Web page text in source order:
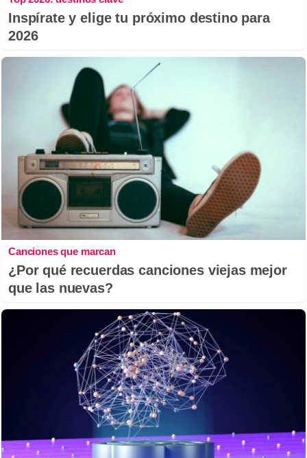
Inspírate y elige tu próximo destino para
2026
Canciones que marcan
¿Por qué recuerdas canciones viejas mejor
que las nuevas?